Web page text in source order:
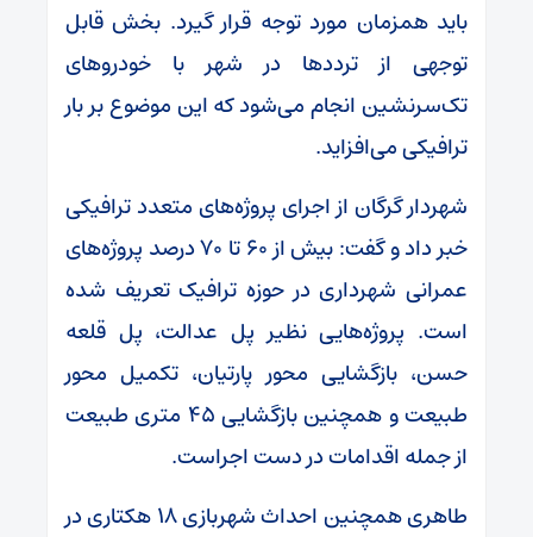
باید همزمان مورد توجه قرار گیرد. بخش قابل
توجهی از ترددها در شهر با خودروهای
تک‌سرنشین انجام می‌شود که این موضوع بر بار
ترافیکی می‌افزاید.
شهردار گرگان از اجرای پروژه‌های متعدد ترافیکی
خبر داد و گفت: بیش از ۶۰ تا ۷۰ درصد پروژه‌های
عمرانی شهرداری در حوزه ترافیک تعریف شده
است. پروژه‌هایی نظیر پل عدالت، پل قلعه
حسن، بازگشایی محور پارتیان، تکمیل محور
طبیعت و همچنین بازگشایی ۴۵ متری طبیعت
از جمله اقدامات در دست اجراست.
طاهری همچنین احداث شهربازی ۱۸ هکتاری در